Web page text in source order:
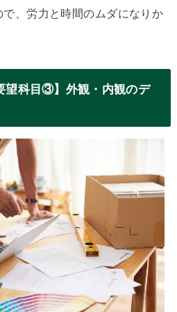
で、労力と時間のムダになりか
望科目③】外観・内観のデ